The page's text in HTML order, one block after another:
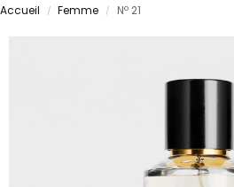
Accueil / Femme / Nº 21